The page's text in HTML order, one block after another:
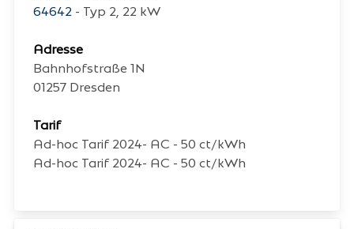
64642 - Typ 2, 22 kW
Adresse
Bahnhofstraße 1N
01257 Dresden
Tarif
Ad-hoc Tarif 2024- AC - 50 ct/kWh
Ad-hoc Tarif 2024- AC - 50 ct/kWh